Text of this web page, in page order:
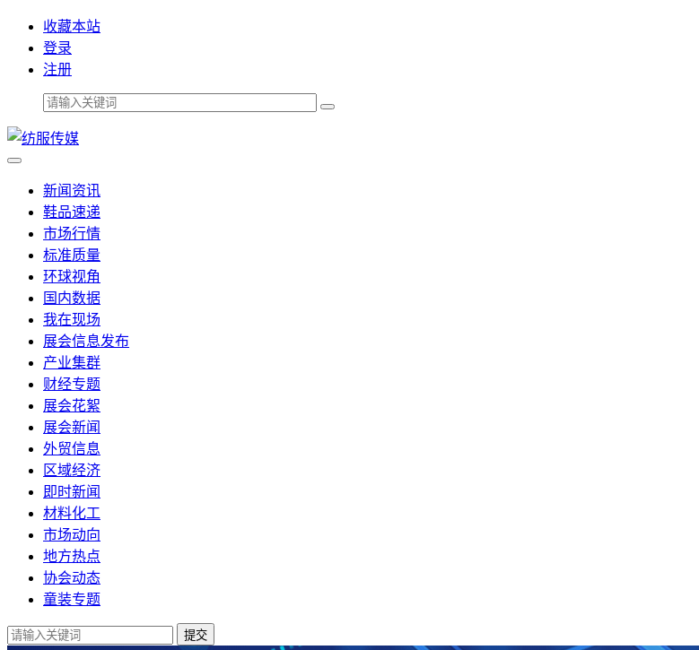
收藏本站
登录
注册
新闻资讯
鞋品速递
市场行情
标准质量
环球视角
国内数据
我在现场
展会信息发布
产业集群
财经专题
展会花絮
展会新闻
外贸信息
区域经济
即时新闻
材料化工
市场动向
地方热点
协会动态
童装专题
提交